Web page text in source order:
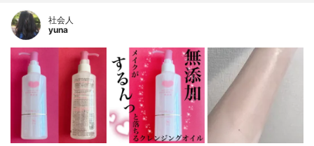
社会人
yuna